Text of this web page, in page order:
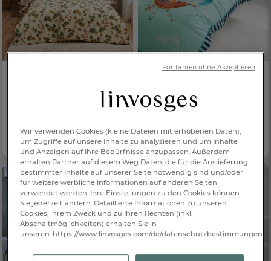
100 % Baumwollflanell
-30%
SAISON-NEUHEIT
Bettbezug
Ab€ 34,30 € 49,-
100 % Baumwolle, 57 Fäden/cm²
Wir verwenden Cookies (kleine Dateien mit erhobenen Daten),
um Zugriffe auf unsere Inhalte zu analysieren und um Inhalte
und Anzeigen auf Ihre Bedürfnisse anzupassen. Außerdem
erhalten Partner auf diesem Weg Daten, die für die Auslieferung
bestimmter Inhalte auf unserer Seite notwendig sind und/oder
für weitere werbliche Informationen auf anderen Seiten
verwendet werden. Ihre Einstellungen zu den Cookies können
Sie jederzeit ändern. Detaillierte Informationen zu unseren
Cookies, ihrem Zweck und zu Ihren Rechten (inkl.
Abschaltmöglichkeiten) erhalten Sie in
unseren https://www.linvosges.com/de/
Fortfahren ohne Akzeptieren